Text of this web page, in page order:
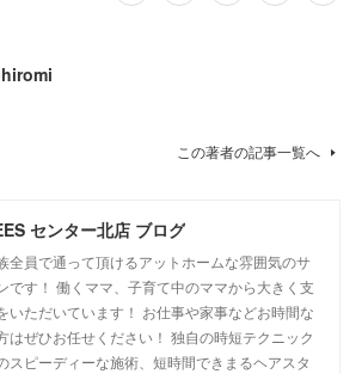
この著者の記事一覧へ
センター北店 ブログ
全員で通って頂けるアットホームな雰囲気のサ
です！ 働くママ、子育て中のママから大きく支
いただいています！ お仕事や家事などお時間な
はぜひお任せください！ 独自の時短テクニック
スピーディーな施術、短時間できまるヘアスタ